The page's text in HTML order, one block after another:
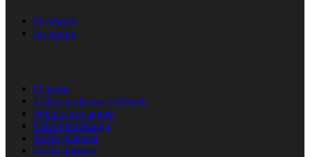
Facebook
Instagram
O nama
Zaštita podataka o ličnosti
Politika privatnosti
Uslovi korišćenja
Način plaćanja
Način dostave